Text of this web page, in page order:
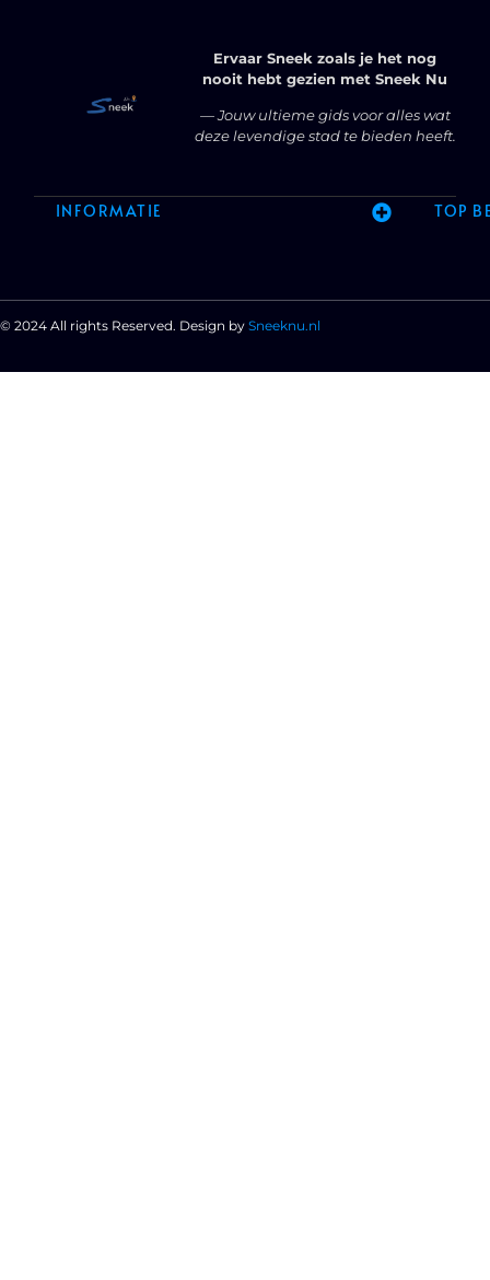
Ervaar Sneek zoals je het nog
nooit hebt gezien met Sneek Nu
— Jouw ultieme gids voor alles wat
deze levendige stad te bieden heeft.
INFORMATIE TOP
© 2024 All rights Reserved. Design by Sneeknu.nl